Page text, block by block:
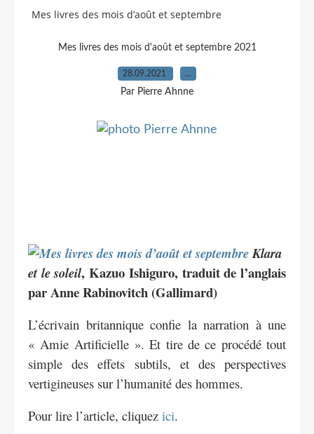
Mes livres des mois d’août et septembre
Mes livres des mois d'août et septembre 2021
28.09.2021 …
Par Pierre Ahnne
Klara
et le soleil, Kazuo Ishiguro, traduit de l’anglais
par Anne Rabinovitch (Gallimard)
L’écrivain britannique confie la narration à une
« Amie Artificielle ». Et tire de ce procédé tout
simple des effets subtils, et des perspectives
vertigineuses sur l’humanité des hommes.
Pour lire l’article, cliquez ici.